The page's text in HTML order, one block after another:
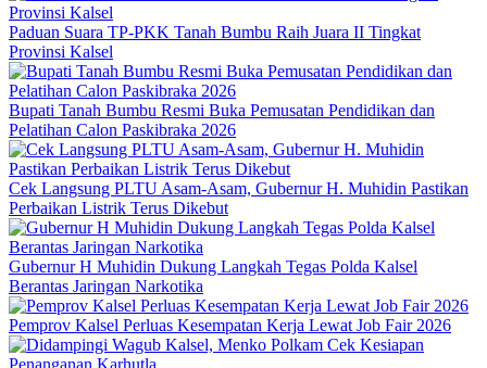
Paduan Suara TP-PKK Tanah Bumbu Raih Juara II Tingkat
Provinsi Kalsel
Bupati Tanah Bumbu Resmi Buka Pemusatan Pendidikan dan
Pelatihan Calon Paskibraka 2026
Cek Langsung PLTU Asam-Asam, Gubernur H. Muhidin Pastikan
Perbaikan Listrik Terus Dikebut
Gubernur H Muhidin Dukung Langkah Tegas Polda Kalsel
Berantas Jaringan Narkotika
Pemprov Kalsel Perluas Kesempatan Kerja Lewat Job Fair 2026